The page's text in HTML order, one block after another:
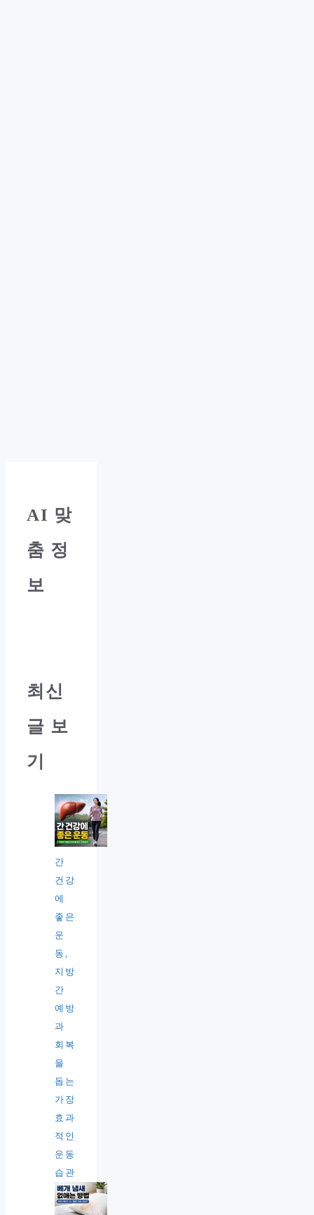
AI 맞
춤 정
보
최신
글 보
기
간
건강
에
좋은
운
동,
지방
간
예방
과
회복
을
돕는
가장
효과
적인
운동
습관